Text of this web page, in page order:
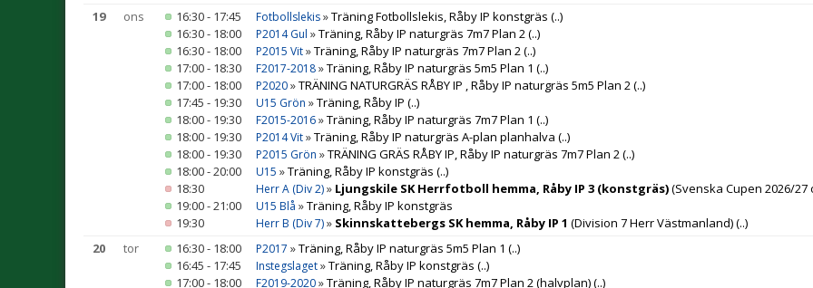
19
ons 16:30 - 17:45 Fotbollslekis»Träning Fotbollslekis, Råby IP konstgräs (..)
16:30 - 18:00
P2014 Gul »Träning, Råby IP naturgräs 7m7 Plan 2(..)
16:30 - 18:00
P2015 Vit»Träning, Råby IP naturgräs 7m7 Plan 2(..)
17:00 - 18:30
F2017-2018»Träning, Råby IP naturgräs 5m5 Plan 1 (..)
17:00 - 18:00
P2020»TRÄNING NATURGRÄS RÅBY IP , Råby IP naturgräs 5m5 Plan 2(..)
17:45 - 19:30
U15 Grön »Träning, Råby IP (..)
18:00 - 19:30
F2015-2016»Träning, Råby IP naturgräs 7m7 Plan 1 (..)
18:00 - 19:30
P2014 Vit»Träning, Råby IP naturgräs A-plan planhalva (..)
18:00 - 19:30
P2015 Grön »TRÄNING GRÄS RÅBY IP, Råby IP naturgräs 7m7 Plan 2(..)
18:00 - 20:00
U15 »Träning, Råby IP konstgräs (..)
18:30
Herr A (Div 2)» Ljungskile SK Herrfotboll hemma, Råby IP 3 (konstgräs)(Svenska Cupen 2026/27
19:00 - 21:00
U15 Blå »Träning, Råby IP konstgräs
19:30
Herr B (Div 7)» Skinnskattebergs SK hemma, Råby IP 1 (Division 7 Herr Västmanland)(..)
20
tor 16:30 - 18:00 P2017 »Träning, Råby IP naturgräs 5m5 Plan 1 (..)
16:45 - 17:45
Instegslaget»Träning, Råby IP konstgräs (..)
17:00 - 18:00
F2019-2020»Träning, Råby IP naturgräs 7m7 Plan 2 (halvplan)(..)